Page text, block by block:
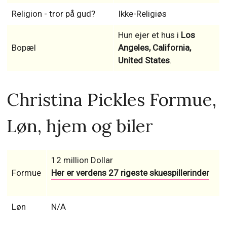
Religion - tror på gud? Ikke-Religiøs
Bopæl
Hun ejer et hus i Los
Angeles, California,
United States.
Christina Pickles Formue,
Løn, hjem og biler
Formue
12 million Dollar
Her er verdens 27 rigeste skuespillerinder
Løn N/A